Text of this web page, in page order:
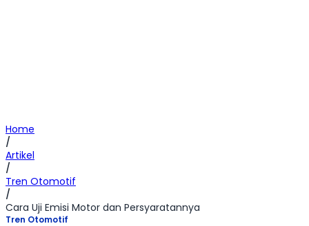
Home
/
Artikel
/
Tren Otomotif
/
Cara Uji Emisi Motor dan Persyaratannya
Tren Otomotif